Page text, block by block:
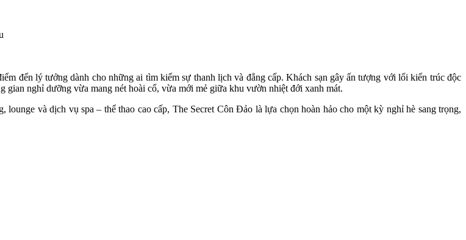
đến lý tưởng dành cho những ai tìm kiếm sự thanh lịch và đẳng cấp. Khách sạn gây ấn tượng với lối kiến trúc độc
gian nghỉ dưỡng vừa mang nét hoài cổ, vừa mới mẻ giữa khu vườn nhiệt đới xanh mát.
và dịch vụ spa – thể thao cao cấp, The Secret Côn Đảo là lựa chọn hoàn hảo cho một kỳ nghỉ hè sang trọng,